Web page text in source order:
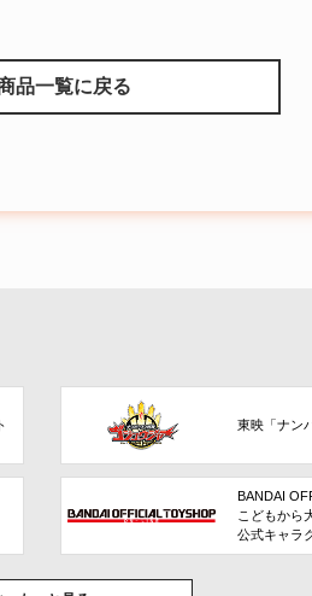
品一覧に戻る
東映「ナン
BANDAI
こどもから
公式キャラ